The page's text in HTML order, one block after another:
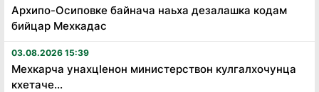
Архипо-Осиповке байнача наьха дезалашка кодам
бийцар Мехкадас
03.08.2026 15:39
Мехкарча унахцӏенон министерствон кулгалхочунца
кхетаче...